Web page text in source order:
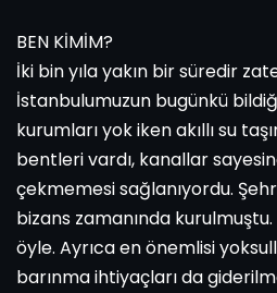
BEN KİMİM?
İki bin yıla yakın bir süredir
İstanbulumuzun bugünkü
kurumları yok iken akıllı su
bentleri vardı, kanallar
çekmemesi sağlanıyordu.
bizans zamanında
öyle. Ayrıca en önemlisi
barınma ihtiyaçları da